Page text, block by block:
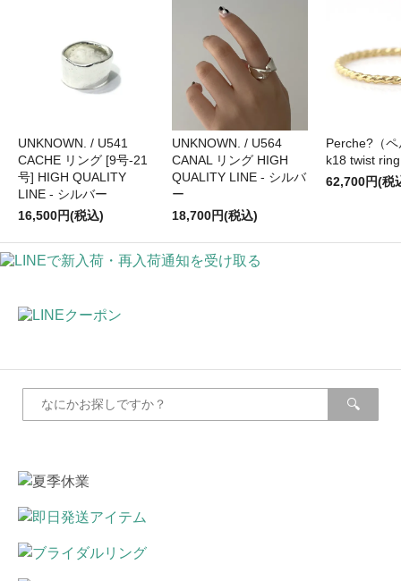
UNKNOWN. / U541
CACHE リング [9号-21
号] HIGH QUALITY
LINE - シルバー
16,500円(税込)
UNKNOWN. / U564
CANAL リング HIGH
QUALITY LINE - シルバ
ー
18,700円(税込)
Perche?（
k18 twist
62,700円(税